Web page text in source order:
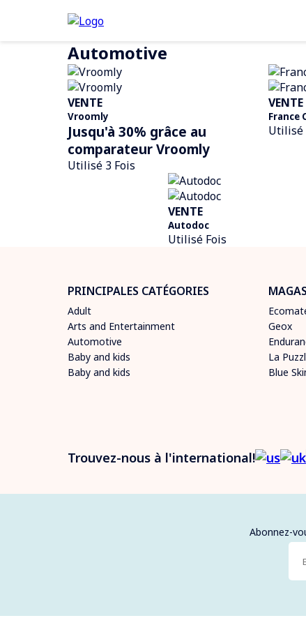
Automotive
VENTE
Vroomly
Jusqu'à 30% grâce au
comparateur Vroomly
Utilisé 3 Fois
VENTE
France
Utilisé
VENTE
Autodoc
Utilisé Fois
PRINCIPALES CATÉGORIES
Adult
Arts and Entertainment
Automotive
Baby and kids
Baby and kids
Geox
La
Blue
Trouvez-nous à l'international!
Abonnez-